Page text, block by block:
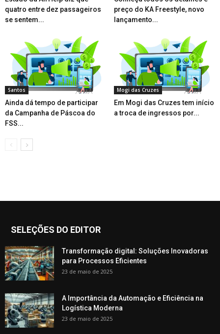
quatro entre dez passageiros
se sentem...
preço do KA Freestyle, novo
lançamento...
Santos
Ainda dá tempo de participar
da Campanha de Páscoa do
FSS...
Mogi das Cruzes
Em Mogi das Cruzes tem início
a troca de ingressos por...
SELEÇÕES DO EDITOR
Transformação digital: Soluções Inovadoras
para Processos Eficientes
23 de maio de 2025
A Importância da Automação e Eficiência na
Logística Moderna
23 de maio de 2025